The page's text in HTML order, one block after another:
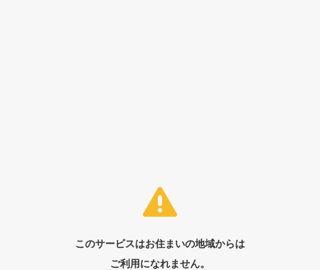
このサービスはお住まいの地域からは
ご利用になれません。